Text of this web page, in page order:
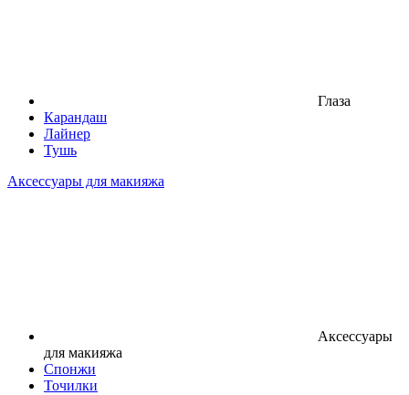
Глаза
Карандаш
Лайнер
Тушь
Аксессуары для макияжа
Аксессуары
для макияжа
Спонжи
Точилки